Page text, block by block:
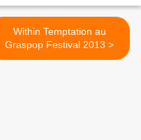
Within Temptation au
Graspop Festival 2013 >